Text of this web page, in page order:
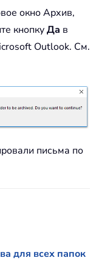
окно Архив,
кнопкуДа в
Outlook. См.
письма по
для всех папок